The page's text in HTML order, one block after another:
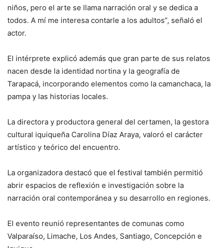
niños, pero el arte se llama narración oral y se dedica a
todos. A mí me interesa contarle a los adultos”, señaló el
actor.
El intérprete explicó además que gran parte de sus relatos
nacen desde la identidad nortina y la geografía de
Tarapacá, incorporando elementos como la camanchaca, la
pampa y las historias locales.
La directora y productora general del certamen, la gestora
cultural iquiqueña Carolina Díaz Araya, valoró el carácter
artístico y teórico del encuentro.
La organizadora destacó que el festival también permitió
abrir espacios de reflexión e investigación sobre la
narración oral contemporánea y su desarrollo en regiones.
El evento reunió representantes de comunas como
Valparaíso, Limache, Los Andes, Santiago, Concepción e